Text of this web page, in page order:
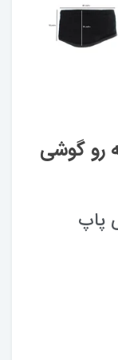
رو گوشی
پاپ